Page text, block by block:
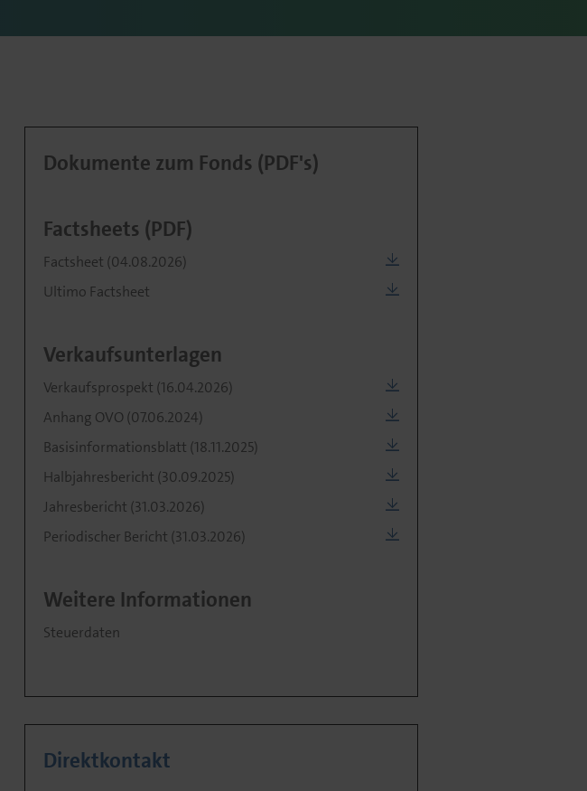
Dokumente zum Fonds (PDF's)
Factsheets (PDF)
Factsheet (04.08.2026)
Ultimo Factsheet
Verkaufsunterlagen
Verkaufsprospekt (16.04.2026)
Anhang OVO (07.06.2024)
Basisinformationsblatt (18.11.2025)
Halbjahresbericht (30.09.2025)
Jahresbericht (31.03.2026)
Periodischer Bericht (31.03.2026)
Weitere Informationen
Steuerdaten
Direktkontakt